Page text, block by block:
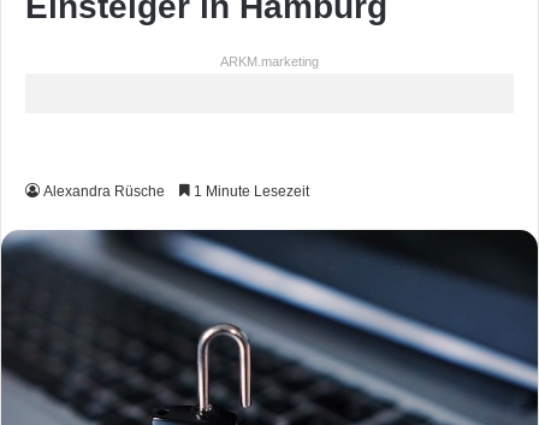
ARKM.marketing
Alexandra Rüsche 1 Minute Lesezeit